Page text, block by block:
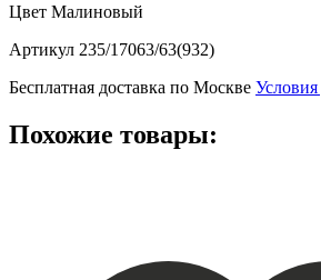
Цвет Малиновый
Артикул 235/17063/63(932)
Бесплатная доставка по Москве Условия
Похожие товары: